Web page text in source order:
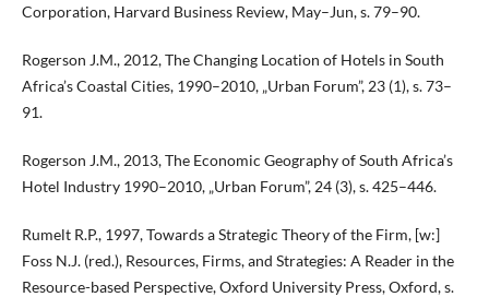
Corporation, Harvard Business Review, May–Jun, s. 79–90.
Rogerson J.M., 2012, The Changing Location of Hotels in South
Africa’s Coastal Cities, 1990–2010, „Urban Forum”, 23 (1), s. 73–
91.
Rogerson J.M., 2013, The Economic Geography of South Africa’s
Hotel Industry 1990–2010, „Urban Forum”, 24 (3), s. 425–446.
Rumelt R.P., 1997, Towards a Strategic Theory of the Firm, [w:]
Foss N.J. (red.), Resources, Firms, and Strategies: A Reader in the
Resource-based Perspective, Oxford University Press, Oxford, s.